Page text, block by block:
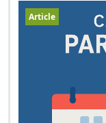
Article